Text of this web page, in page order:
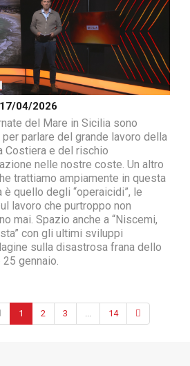
04/2026
del Mare in Sicilia sono
per parlare del grande lavoro della
Costiera e del rischio
nelle nostre coste. Un altro
trattiamo ampiamente in questa
è quello degli “operaicidi”, le
lavoro che purtroppo non
mai. Spazio anche a “Niscemi,
con gli ultimi sviluppi
sulla disastrosa frana dello
gennaio.
1 2 3 ... 14